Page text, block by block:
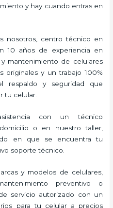
y hay cuando entras en
nosotros, centro técnico en
10 años de experiencia en
mantenimiento de celulares
originales y un trabajo 100%
respaldo y seguridad que
tu celular.
con un técnico
o en nuestro taller,
en que se encuentra tu
soporte técnico.
y modelos de celulares,
preventivo o
servicio autorizado con un
para tu celular a precios